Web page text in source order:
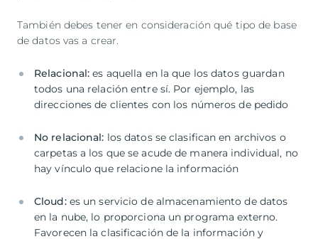
También debes tener en consideración qué tipo de base
de datos vas a crear.
Relacional:es aquella en la que los datos guardan
todos una relación entre sí. Por ejemplo, las
direcciones de clientes con los números de pedido
No relacional: los datos se clasifican en archivos o
carpetas a los que se acude de manera individual, no
hay vínculo que relacione la información
Cloud: es un servicio de almacenamiento de datos
en la nube, lo proporciona un programa externo.
Favorecen la clasificación de la información y